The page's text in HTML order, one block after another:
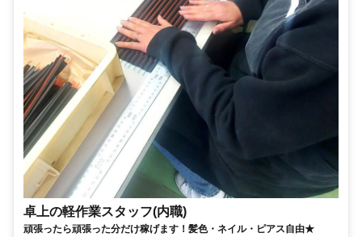
卓上の軽作業スタッフ(内職)
頑張ったら頑張った分だけ稼げます！髪色・ネイル・ピアス自由★